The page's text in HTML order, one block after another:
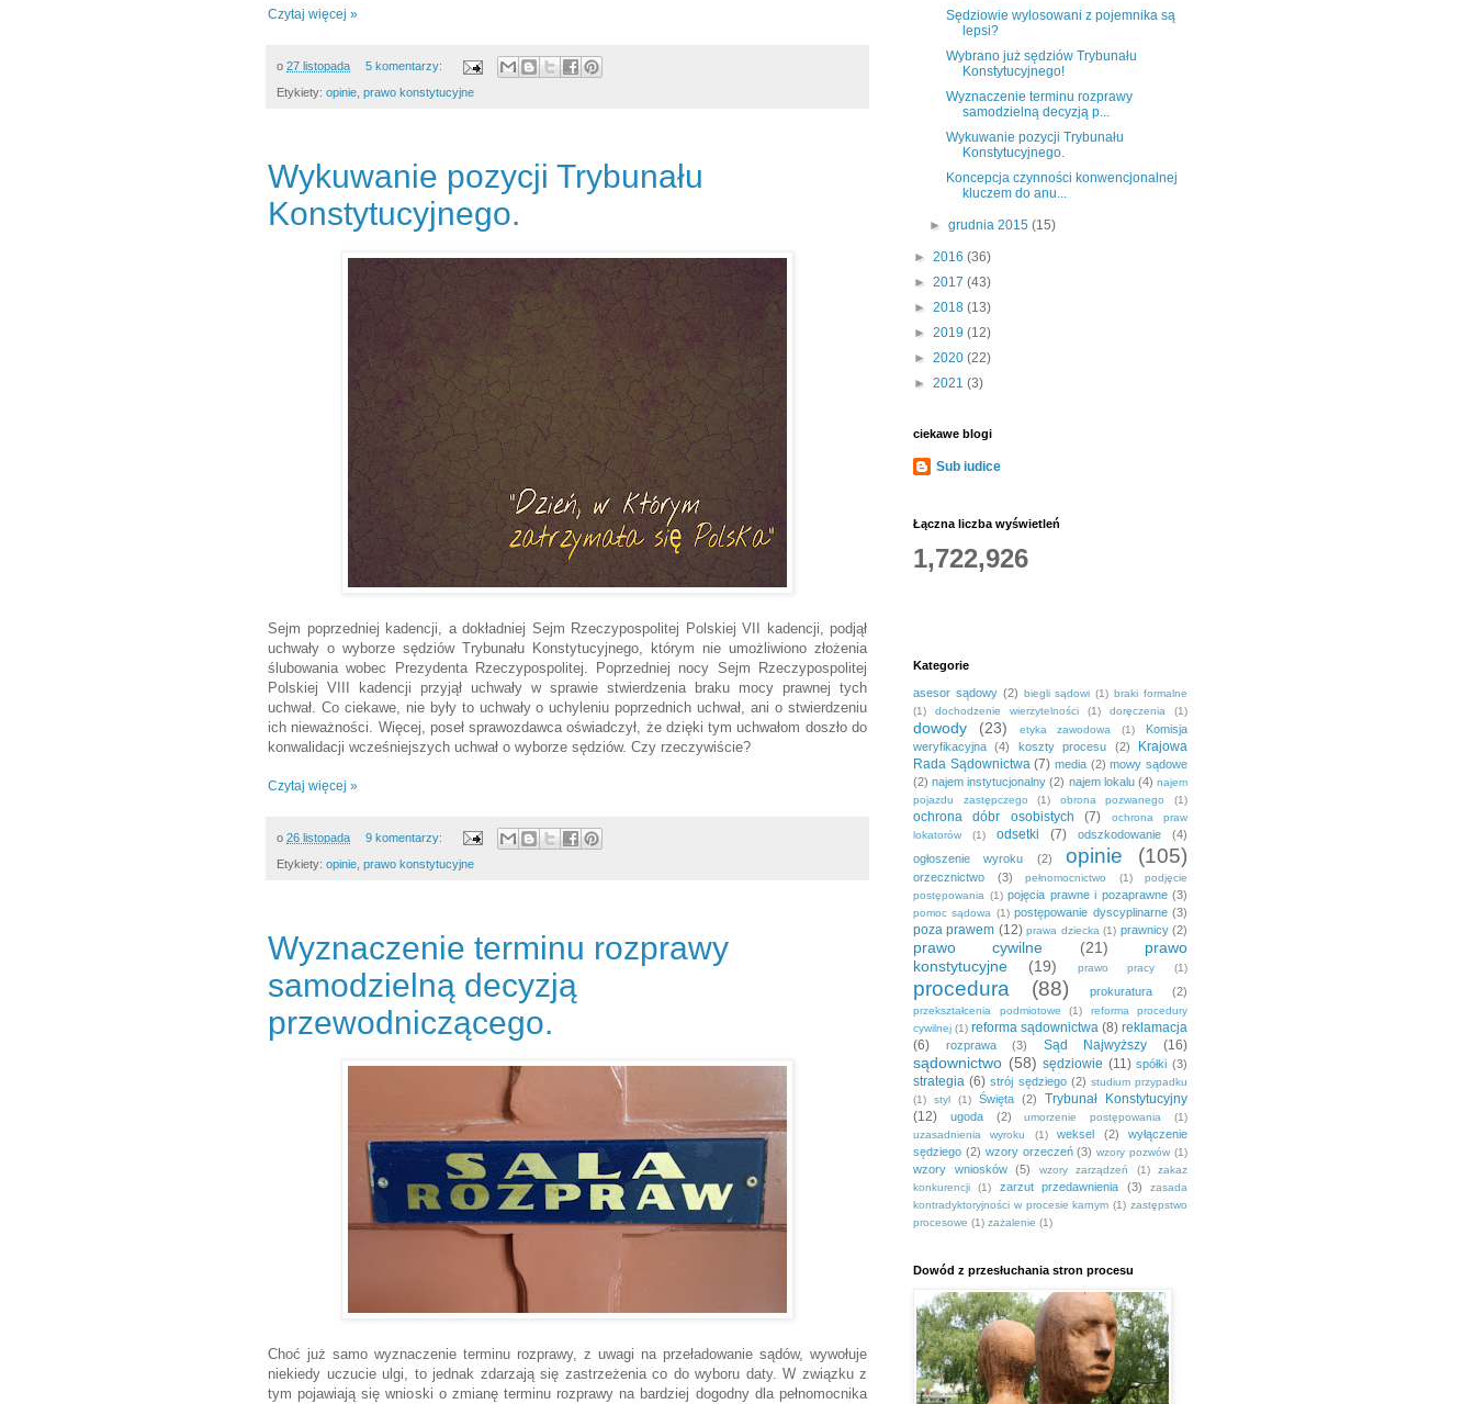
Czytaj więcej »
o 27 listopada 5 komentarzy:
Etykiety: opinie, prawo konstytucyjne
Wykuwanie pozycji Trybunału
Konstytucyjnego.
Sejm poprzedniej kadencji, a dokładniej Sejm Rzeczypospolitej Polskiej VII kadencji, podjął
uchwały o wyborze sędziów Trybunału Konstytucyjnego, którym nie umożliwiono złożenia
ślubowania wobec Prezydenta Rzeczypospolitej. Poprzedniej nocy Sejm Rzeczypospolitej
Polskiej VIII kadencji przyjął uchwały w sprawie stwierdzenia braku mocy prawnej tych
uchwał. Co ciekawe, nie były to uchwały o uchyleniu poprzednich uchwał, ani o stwierdzeniu
ich nieważności. Więcej, poseł sprawozdawca oświadczył, że dzięki tym uchwałom doszło do
konwalidacji wcześniejszych uchwał o wyborze sędziów. Czy rzeczywiście?
Czytaj więcej »
o 26 listopada 9 komentarzy:
Etykiety: opinie prawo konstytucyjne
Wyznaczenie terminu rozprawy
samodzielną decyzją
przewodniczącego.
Choć już samo wyznaczenie terminu rozprawy, z uwagi na przeładowanie sądów, wywołuje
niekiedy uczucie ulgi, to jednak zdarzają się zastrzeżenia co do wyboru daty. W związku z
tym pojawiają się wnioski o zmianę terminu rozprawy na bardziej dogodny dla pełnomocnika
Sędziowie wylosowani z pojemnika są
lepsi?
Wybrano już sędziów Trybunału
Konstytucyjnego!
Wyznaczenie terminu rozprawy
samodzielną decyzją p...
Wykuwanie pozycji Trybunału
Konstytucyjnego.
Koncepcja czynności konwencjonalnej
kluczem do anu...
►grudnia 2015(15)
► 2016 (36)
► 2017 (43)
► 2018 (13)
► 2019 (12)
► 2020 (22)
► 2021 (3)
ciekawe blogi
Sub iudice
Łączna liczba wyświetleń
1,722,926
Kategorie
asesor sądowy (2) biegli sądowi (1) braki formalne
(1)
dochodzenie wierzytelności (1) doręczenia (1)
dowody (23) etyka zawodowa (1)
Komisja
weryfikacyjna
(4) koszty procesu (2)
Krajowa
Rada Sądownictwa (7) media (2) mowy sądowe
(2) najem instytucjonalny (2) najem lokalu (4) najem
pojazdu zastępczego
(1) obrona pozwanego (1)
ochrona dóbr osobistych (7)
ochrona praw
lokatorów
(1) odsetki (7) odszkodowanie
(4)
ogłoszenie wyroku
(2) opinie (105)
orzecznictwo (3) pełnomocnictwo (1)
podjęcie
postępowania (1) pojęcia prawne i pozaprawne (3)
pomoc sądowa (1) postępowanie dyscyplinarne (3)
poza prawem (12) prawa dziecka (1) prawnicy (2)
prawo cywilne (21)
prawo
konstytucyjne
(19) prawo pracy (1)
procedura (88) prokuratura (2)
przekształcenia podmiotowe (1)
reforma procedury
cywilnej (1) reforma sądownictwa (8) reklamacja
(6)
rozprawa (3) Sąd Najwyższy (16)
sądownictwo (58) sędziowie (11) spółki (3)
strategia (6) strój sędziego (2) studium przypadku
(1)
styl (1) Święta (2)
Trybunał Konstytucyjny
(12)
ugoda (2) umorzenie postępowania
(1)
uzasadnienia wyroku
(1) weksel (2)
wyłączenie
sędziego (2) wzory orzeczeń (3) wzory pozwów (1)
wzory wniosków (5) wzory zarządzeń (1)
zakaz
konkurencji
(1) zarzut przedawnienia (3)
zasada
kontradyktoryjności w procesie karnym (1) zastępstwo
procesowe (1) zażalenie (1)
Dowód z przesłuchania stron procesu